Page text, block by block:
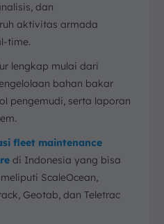
dan
aktivitas armada
time.
lengkap mulai dari
bahan bakar
pengemudi, serta laporan
fleet maintenance
di Indonesia yang bisa
ScaleOcean,
Geotab, dan Teletrac